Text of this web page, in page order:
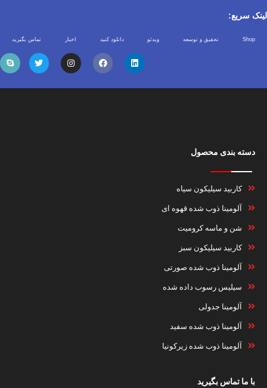
لینک سریع:
Shop تحقیق و توسعه ویدئو دانلود کنید اخبار تماس بگیرید
دسته بندی محصول
کاربید سیلیکون سیاه
آلومینا ذوب شده قهوه ای
شن و ماسه کرومیت
کاربید سیلیکون سبز
آلومینا ذوب شده صورتی
سیلیس رسوب داده شده
آلومینا جدولی
آلومینا ذوب شده سفید
آلومینا ذوب شده زیرکونیا
با ما تماس بگیرید